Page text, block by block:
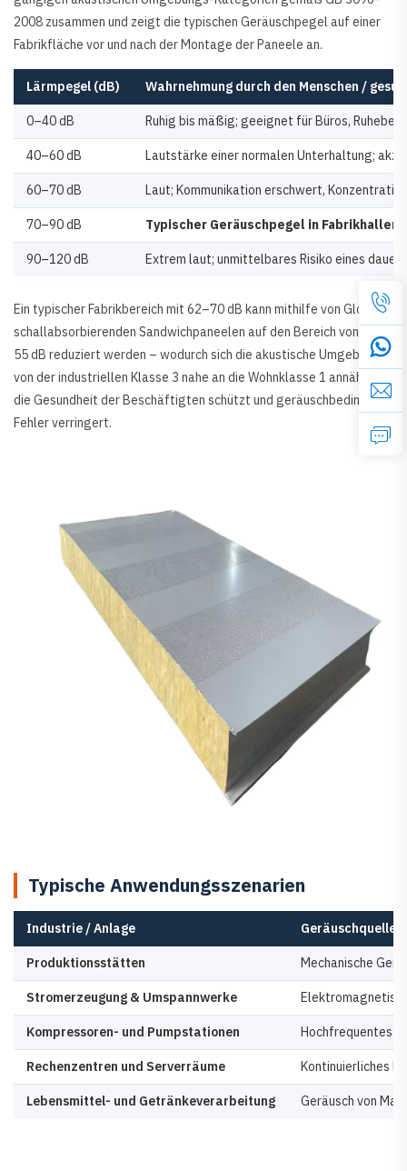
2008 zusammen und zeigt die typischen Geräuschpegel auf einer
Fabrikfläche vor und nach der Montage der Paneele an.
Lärmpegel (dB) Wahrnehmung durch den Menschen /
0–40 dB Ruhig bis mäßig; geeignet für Büros,
40–60 dB Lautstärke einer normalen Unterhaltung;
60–70 dB Laut; Kommunikation erschwert,
70–90 dB Typischer Geräuschpegel in Fabrikhallen
90–120 dB Extrem laut; unmittelbares Risiko eines
Ein typischer Fabrikbereich mit 62–70 dB kann mithilfe von Glostar
schallabsorbierenden Sandwichpaneelen auf den Bereich von 47–
55 dB reduziert werden – wodurch sich die akustische Umgebung
von der industriellen Klasse 3 nahe an die Wohnklasse 1 annähert,
die Gesundheit der Beschäftigten schützt und geräuschbedingte
Fehler verringert.
Typische Anwendungsszenarien
Industrie / Anlage Geräuschquelle
Produktionsstätten Mechanische
Stromerzeugung & Umspannwerke
Kompressoren- und Pumpstationen Hochfrequentes
Rechenzentren und Serverräume Kontinuierliches
Lebensmittel- und Getränkeverarbeitung Geräusch von